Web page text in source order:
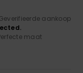
aankoop
maat